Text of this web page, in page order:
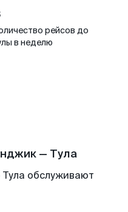
рейсов до
в неделю
— Тула
обслуживают